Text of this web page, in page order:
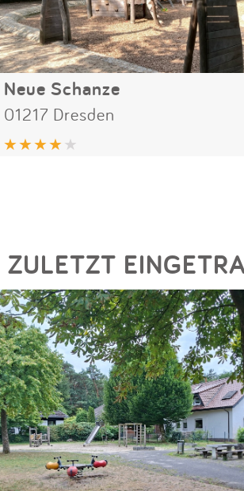
Neue Schanze
01217 Dresden
ZULETZT